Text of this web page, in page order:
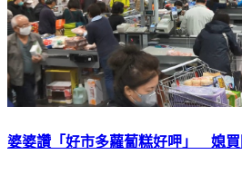
婆婆讚「好市多蘿蔔糕好呷」 媳